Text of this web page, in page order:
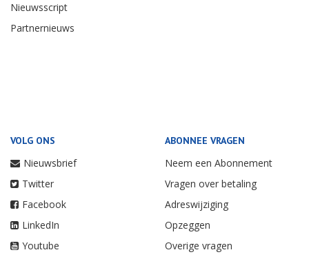
Nieuwsscript
Partnernieuws
VOLG ONS
Nieuwsbrief
Twitter
Facebook
LinkedIn
Youtube
ABONNEE VRAGEN
Neem een Abonnement
Vragen over betaling
Adreswijziging
Opzeggen
Overige vragen